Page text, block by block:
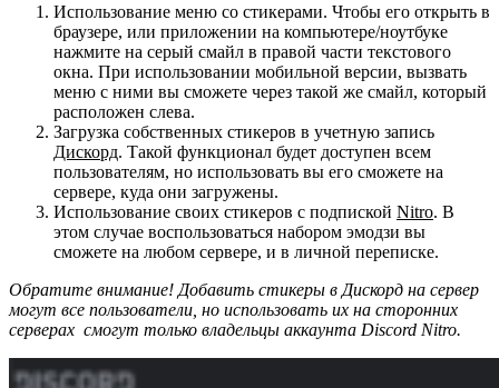
Использование меню со стикерами. Чтобы его открыть в
браузере, или приложении на компьютере/ноутбуке
нажмите на серый смайл в правой части текстового
окна. При использовании мобильной версии, вызвать
меню с ними вы сможете через такой же смайл, который
расположен слева.
Загрузка собственных стикеров в учетную запись
Дискорд. Такой функционал будет доступен всем
пользователям, но использовать вы его сможете на
сервере, куда они загружены.
Использование своих стикеров с подпиской Nitro. В
этом случае воспользоваться набором эмодзи вы
сможете на любом сервере, и в личной переписке.
Обратите внимание! Добавить стикеры в Дискорд на сервер
могут все пользователи, но использовать их на сторонних
серверах смогут только владельцы аккаунта Discord Nitro.